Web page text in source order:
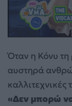
Όταν η Κόνυ τη
αυστηρά
καλλιτεχνικές
«Δεν μπορώ